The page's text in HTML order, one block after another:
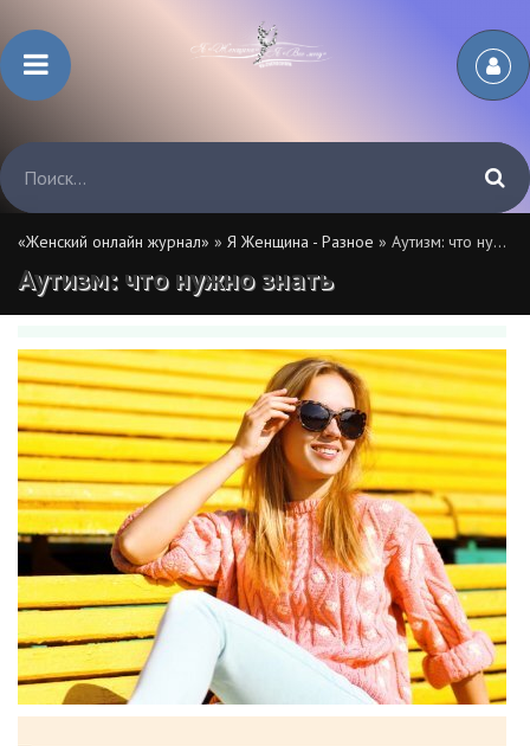
«Женский онлайн журнал» » Я Женщина - Разное » Аутизм: что нужно знать
Аутизм: что нужно знать